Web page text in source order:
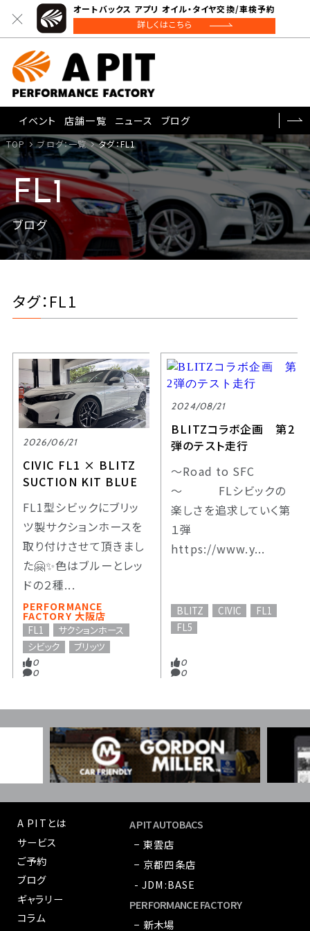
オートバックス アプリ オイル・タイヤ交換/車検予約
詳しくはこちら
イベント 店舗一覧 ニュース ブログ
TOP ブログ：一覧 タグ：FL1
FL1
ブログ
タグ：FL1
2026/06/21
CIVIC FL1 × BLITZ
SUCTION KIT BLUE
FL1型シビックにブリッ
ツ製サクションホースを
取り付けさせて頂きまし
た🤗✨️色はブルーとレッ
ドの２種...
PERFORMANCE
FACTORY 大阪店
FL1
サクションホース
シビック
ブリッツ
0
0
2024/08/21
BLITZコラボ企画 第2
弾のテスト走行
～Road to SFC
～ FLシビックの
楽しさを追求していく第
１弾
https://www.y...
BLITZ CIVIC
FL1
FL5
0
0
A PITとは
サービス
ご予約
ブログ
ギャラリー
コラム
A PIT AUTOBACS
− 東雲店
− 京都四条店
- JDM:BASE
PERFORMANCE FACTORY
− 新木場